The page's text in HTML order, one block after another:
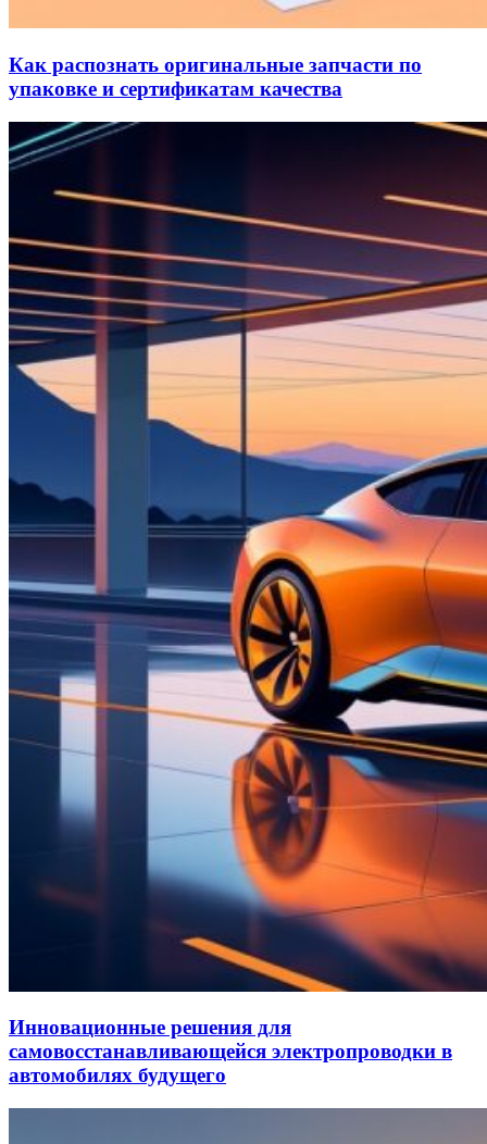
Как распознать оригинальные запчасти по
упаковке и сертификатам качества
Инновационные решения для
самовосстанавливающейся электропроводки в
автомобилях будущего